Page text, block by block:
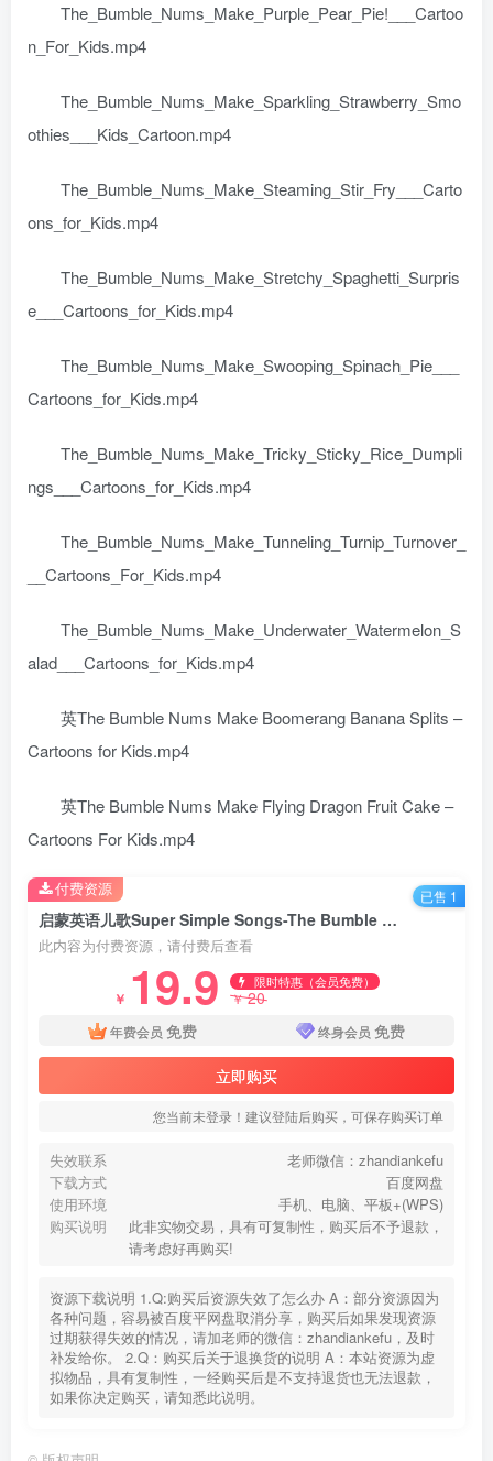
The_Bumble_Nums_Make_Purple_Pear_Pie!___Cartoo
n_For_Kids.mp4
The_Bumble_Nums_Make_Sparkling_Strawberry_Smo
othies___Kids_Cartoon.mp4
The_Bumble_Nums_Make_Steaming_Stir_Fry___Carto
ons_for_Kids.mp4
The_Bumble_Nums_Make_Stretchy_Spaghetti_Surpris
e___Cartoons_for_Kids.mp4
The_Bumble_Nums_Make_Swooping_Spinach_Pie___
Cartoons_for_Kids.mp4
The_Bumble_Nums_Make_Tricky_Sticky_Rice_Dumpli
ngs___Cartoons_for_Kids.mp4
The_Bumble_Nums_Make_Tunneling_Turnip_Turnover_
__Cartoons_For_Kids.mp4
The_Bumble_Nums_Make_Underwater_Watermelon_S
alad___Cartoons_for_Kids.mp4
英The Bumble Nums Make Boomerang Banana Splits –
Cartoons for Kids.mp4
英The Bumble Nums Make Flying Dragon Fruit Cake –
Cartoons For Kids.mp4
启蒙英语儿歌Super Simple Songs-The Bumble Nums 13个声音主题视频 百度网盘分享下载
此内容为付费资源，请付费后查看
￥ 19.9 限时特惠（会员免费）
￥20
年费会员 免费 终身会员 免费
立即购买
您当前未登录！建议登陆后购买，可保存购买订单
失效联系
老师微信：zhandiankefu
下载方式
百度网盘
使用环境
手机、电脑、平板+(WPS)
购买说明
此非实物交易，具有可复制性，购买后不予退款，
请考虑好再购买!
资源下载说明 1.Q:购买后资源失效了怎么办 A：部分资源因为
各种问题，容易被百度平网盘取消分享，购买后如果发现资源
过期获得失效的情况，请加老师的微信：zhandiankefu，及时
补发给你。 2.Q：购买后关于退换货的说明 A：本站资源为虚
拟物品，具有复制性，一经购买后是不支持退货也无法退款，
如果你决定购买，请知悉此说明。
付费资源 已售 1